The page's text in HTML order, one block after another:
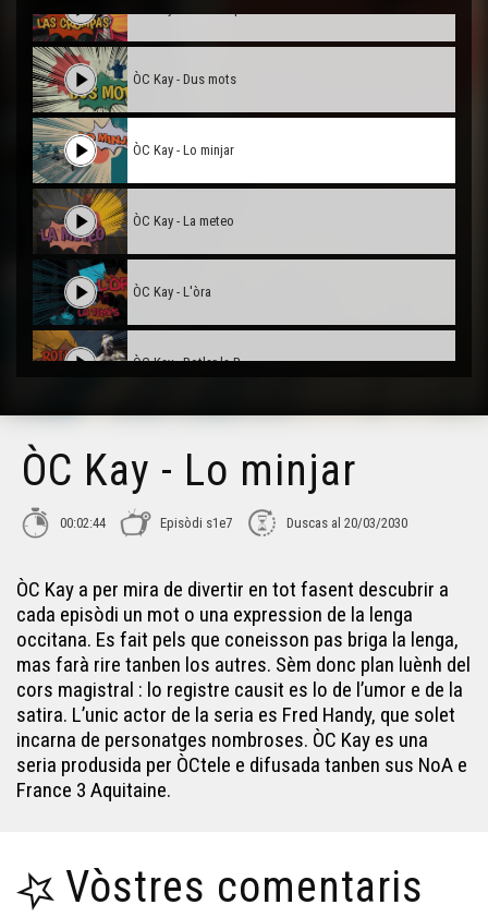
ÒC Kay - Dus mots
ÒC Kay - Lo minjar
ÒC Kay - La meteo
ÒC Kay - L'òra
ÒC Kay - Rotlar la R
ÒC Kay - Kezako
ÒC Kay - La patronimia
ÒC Kay - Adobar
ÒC Kay - Los trobadors
ÒC Kay - Lo minjar
00:02:44 Episòdi s1e7 Duscas al 20/03/2030
ÒC Kay a per mira de divertir en tot fasent descubrir a
cada episòdi un mot o una expression de la lenga
occitana. Es fait pels que coneisson pas briga la lenga,
mas farà rire tanben los autres. Sèm donc plan luènh del
cors magistral : lo registre causit es lo de l’umor e de la
satira. L’unic actor de la seria es Fred Handy, que solet
incarna de personatges nombroses. ÒC Kay es una
seria produsida per ÒCtele e difusada tanben sus NoA e
France 3 Aquitaine.
Vòstres comentaris